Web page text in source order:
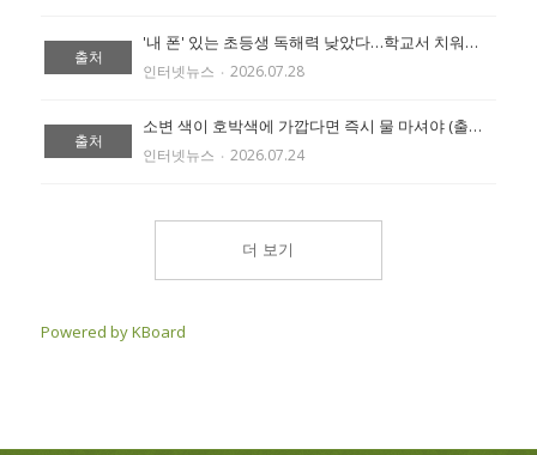
출처
'내 폰' 있는 초등생 독해력 낮았다…학교서 치워도 점수 비슷 (출처:조선일보)
인터넷뉴스 ‧ 2026.07.28
출처
소변 색이 호박색에 가깝다면 즉시 물 마셔야 (출처:에이블 뉴스)
인터넷뉴스 ‧ 2026.07.24
더 보기
Powered by KBoard